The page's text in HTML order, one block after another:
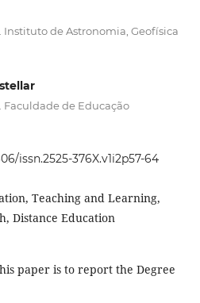
Instituto de Astronomia, Geofísica
Faculdade de Educação
issn.2525-376X.v1i2p57-64
Teaching and Learning,
Distance Education
paper is to report the Degree